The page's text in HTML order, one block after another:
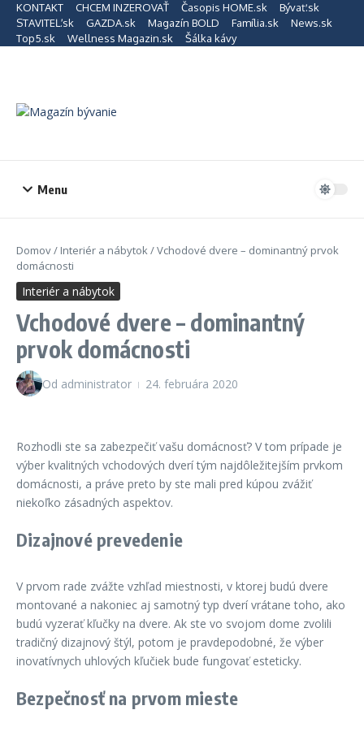
Preskočiť na obsah
KONTAKT CHCEM INZEROVAŤ Časopis HOME.sk
Bývať.sk
STAVITEĽ.sk
GAZDA.sk Magazín BOLD Família.sk
News.sk
Top5.sk
Wellness Magazin.sk Šálka kávy
Menu
Domov/ Interiér a nábytok/Vchodové dvere – dominantný prvok
domácnosti
Interiér a nábytok
Vchodové dvere – dominantný
prvok domácnosti
Od administrator 24. februára 2020
Rozhodli ste sa zabezpečiť vašu domácnosť? V tom prípade je
výber kvalitných vchodových dverí tým najdôležitejším prvkom
domácnosti, a práve preto by ste mali pred kúpou zvážiť
niekoľko zásadných aspektov.
Dizajnové prevedenie
V prvom rade zvážte vzhľad miestnosti, v ktorej budú dvere
montované a nakoniec aj samotný typ dverí vrátane toho, ako
budú vyzerať kľučky na dvere. Ak ste vo svojom dome zvolili
tradičný dizajnový štýl, potom je pravdepodobné, že výber
inovatívnych uhlových kľučiek bude fungovať esteticky.
Bezpečnosť na prvom mieste